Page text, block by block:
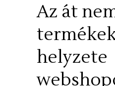
Az át
helyzete